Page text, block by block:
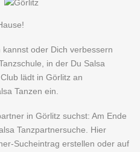
oder Dich verbessern
in der Du Salsa
lädt in Görlitz an
Tanzen ein.
in Görlitz suchst: Am Ende
Tanzpartnersuche. Hier
Sucheintrag erstellen oder auf